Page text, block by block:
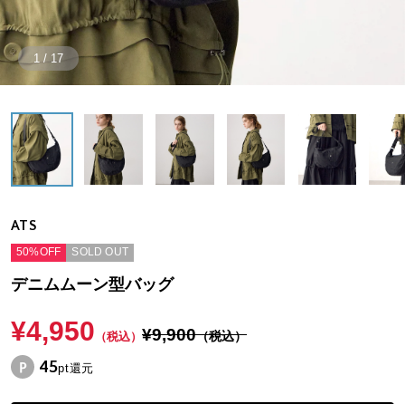
1 / 17
ATS
50%OFF SOLD OUT
デニムムーン型バッグ
¥4,950 （税込） ¥9,900（税込）
45pt還元